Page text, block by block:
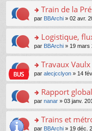
e
nt
s
ré
c
e
nt
le
pl
u
s
ré
c
e
nt
n
n
le
pl
u
s
ré
c
e
nt
a
g
e
n
n
le
pl
u
s
ré
c
e
nt
le
m
e
s
a
g
e
n
n
le
pl
u
s
ré
s
ult
er
le
m
e
s
a
g
e
n
n
le
pl
o
n
s
ult
er
le
m
e
s
a
g
e
n
Train de la
par BBArchi » 02 avr.
o
n
s
ult
er
le
m
e
s
a
Logistique,
par BBArchi » 19 mars
o
n
s
ult
er
le
m
e
Travaux Vaulx
par alecjcclyon » 14
o
n
s
ult
Rapport
par nanar » 03 janv.
o
Trains et
par BBArchi » 19 déc.